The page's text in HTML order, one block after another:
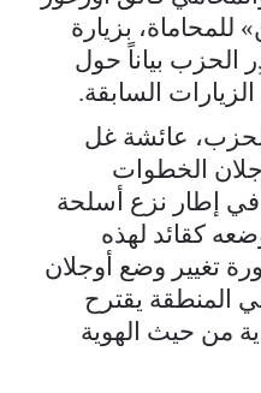
بزيارة
الحزب بياناً حول
الزيارات السابقة.
عائشة غل
الخطوات
في إطار نزع أسلحة
كقائد لهذه
تغيير وضع أوجلان
المنطقة يقترح
من حيث الهوية